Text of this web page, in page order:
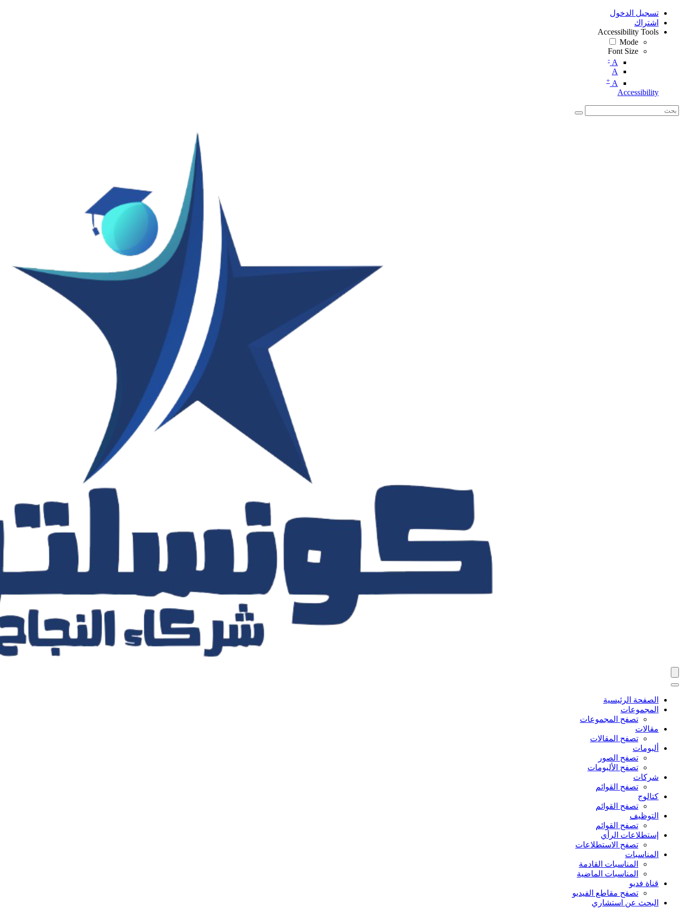
تسجيل الدخول
اشتراك
Accessibility Tools
Mode
Font Size
A
-
A
A
+
Accessibility
الصفحة الرئيسية
المجموعات
تصفح المجموعات
مقالات
تصفح المقالات
ألبومات
تصفح الصور
تصفح الألبومات
شركات
تصفح القوائم
كتالوج
تصفح القوائم
التوظيف
تصفح القوائم
إستطلاعات الرأي
تصفح الاستطلاعات
المناسبات
المناسبات القادمة
المناسبات الماضية
قناة فديو
تصفح مقاطع الفيديو
البحث عن استشاري